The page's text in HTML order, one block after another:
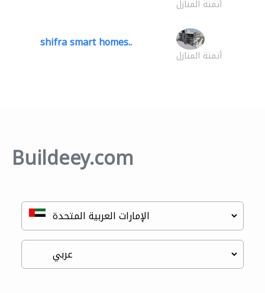
أتمتة المنازل
shifra smart homes..
أتمتة المنازل
Buildeey.com